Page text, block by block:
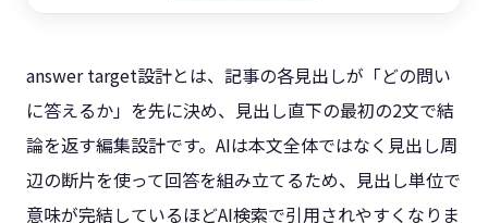
answer target設計とは、記事の各見出しが「どの問い
に答えるか」を先に決め、見出し直下の最初の2文で結
論を返す編集設計です。AIは本文全体ではなく見出し周
辺の断片を使って回答を組み立てるため、見出し単位で
意味が完結しているほどAI検索で引用されやすくなりま